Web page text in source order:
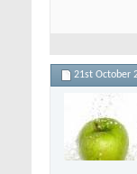
21st October